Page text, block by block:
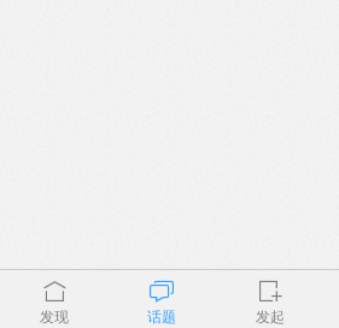
发现 话题 发起